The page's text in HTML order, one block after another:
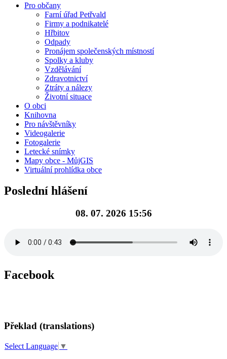
Pro občany
Farní úřad Petřvald
Firmy a podnikatelé
Hřbitov
Odpady
Pronájem společenských místností
Spolky a kluby
Vzdělávání
Zdravotnictví
Ztráty a nálezy
Životní situace
O obci
Knihovna
Pro návštěvníky
Videogalerie
Fotogalerie
Letecké snímky
Mapy obce - MůjGIS
Virtuální prohlídka obce
Poslední hlášení
08. 07. 2026 15:56
Facebook
Překlad (translations)
Select Language ▼